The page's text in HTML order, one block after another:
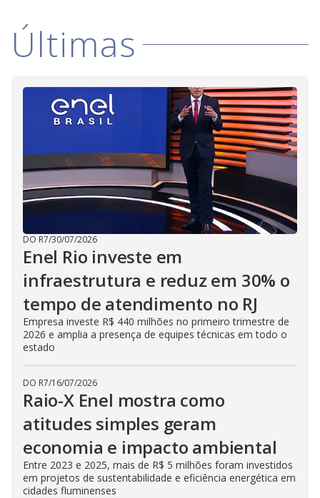
i
d
e
o
Últimas
DO R7/30/07/2026
Enel Rio investe em
infraestrutura e reduz em 30% o
tempo de atendimento no RJ
Empresa investe R$ 440 milhões no primeiro trimestre de
2026 e amplia a presença de equipes técnicas em todo o
estado
DO R7/16/07/2026
Raio-X Enel mostra como
atitudes simples geram
economia e impacto ambiental
Entre 2023 e 2025, mais de R$ 5 milhões foram investidos
em projetos de sustentabilidade e eficiência energética em
cidades fluminenses